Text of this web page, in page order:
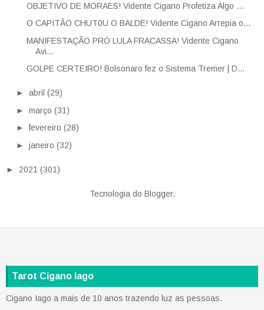
OBJETIVO DE MORAES! Vidente Cigano Profetiza Algo ...
O CAPITÃO CHUT0U O BALDE! Vidente Cigano Arrepia o...
MANIFESTAÇÃO PRÓ LULA FRACASSA! Vidente Cigano
Avi...
GOLPE CERTEIRO! Bolsonaro fez o Sistema Tremer | D...
► abril (29)
► março (31)
►fevereiro (28)
► janeiro (32)
► 2021 (301)
Tecnologia do Blogger.
Tarot Cigano Iago
Cigano Iago a mais de 10 anos trazendo luz as pessoas.